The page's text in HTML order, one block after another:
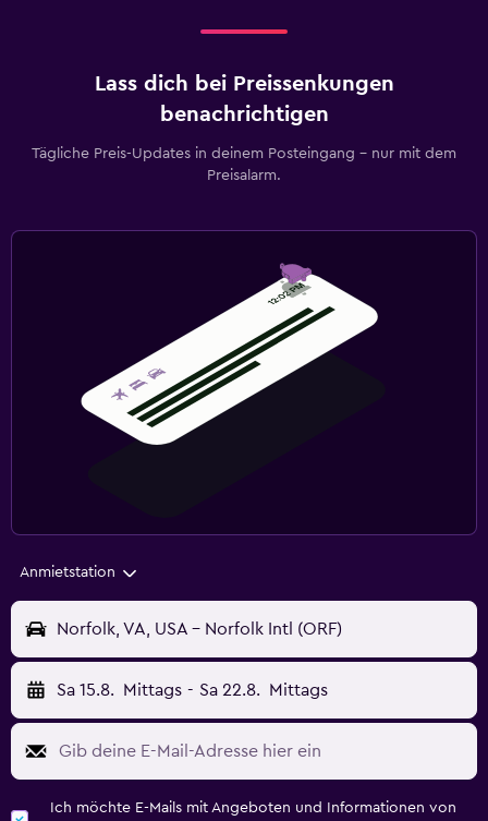
Lass dich bei Preissenkungen
benachrichtigen
Tägliche Preis-Updates in deinem Posteingang – nur mit dem
Preisalarm.
Anmietstation
Norfolk, VA, USA - Norfolk Intl (ORF)
Sa 15.8. Mittags - Sa 22.8. Mittags
Ich möchte E-Mails mit Angeboten und Informationen von